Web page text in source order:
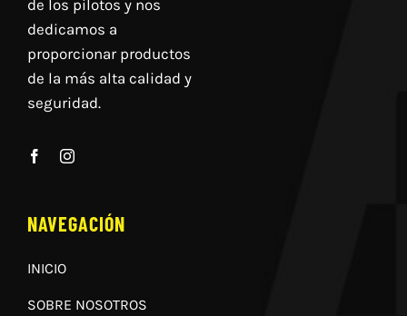
de los pilotos y nos
dedicamos a
proporcionar productos
de la más alta calidad y
seguridad.
NAVEGACIÓN
INICIO
SOBRE NOSOTROS